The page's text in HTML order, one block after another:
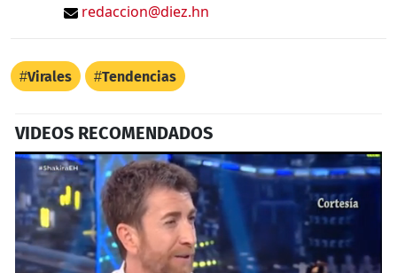
redaccion@diez.hn
Virales Tendencias
VIDEOS RECOMENDADOS